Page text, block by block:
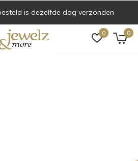
0 0
is dezelfde dag verzonden